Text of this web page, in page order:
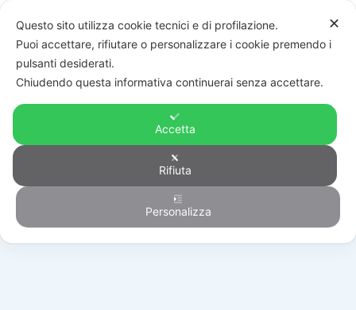
Generico
✕
Questo sito utilizza cookie tecnici e di profilazione.
Puoi accettare, rifiutare o personalizzare i cookie premendo i
pulsanti desiderati.
Chiudendo questa informativa continuerai senza accettare.
Accetta
Rifiuta
Personalizza